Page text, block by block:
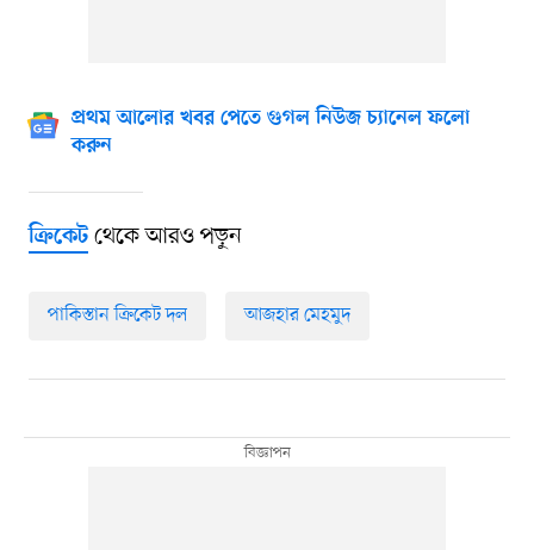
প্রথম আলোর খবর পেতে গুগল নিউজ চ্যানেল ফলো
করুন
ক্রিকেটথেকে আরও পড়ুন
পাকিস্তান ক্রিকেট দল আজহার মেহমুদ